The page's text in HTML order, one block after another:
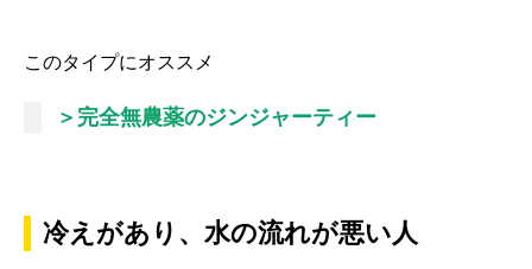
このタイプにオススメ
＞完全無農薬のジンジャーティー
冷えがあり、水の流れが悪い人